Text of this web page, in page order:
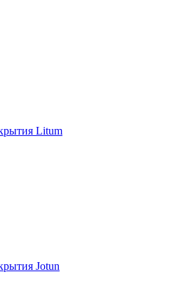
Litum
Jotun